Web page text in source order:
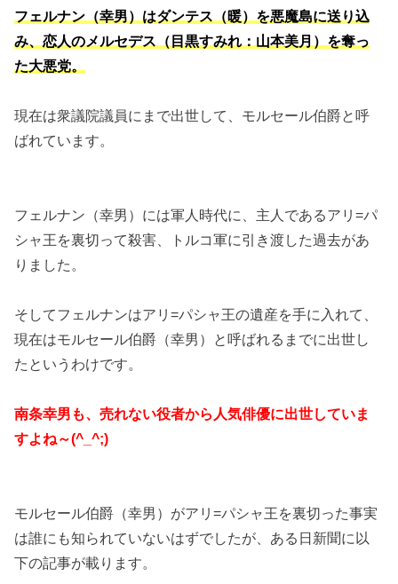
フェルナン（幸男）はダンテス（暖）を悪魔島に送り込
み、恋人のメルセデス（目黒すみれ：山本美月）を奪っ
た大悪党。
現在は衆議院議員にまで出世して、モルセール伯爵と呼
ばれています。
フェルナン（幸男）には軍人時代に、主人であるアリ=パ
シャ王を裏切って殺害、トルコ軍に引き渡した過去があ
りました。
そしてフェルナンはアリ=パシャ王の遺産を手に入れて、
現在はモルセール伯爵（幸男）と呼ばれるまでに出世し
たというわけです。
南条幸男も、売れない役者から人気俳優に出世していま
すよね～(^_^;)
モルセール伯爵（幸男）がアリ=パシャ王を裏切った事実
は誰にも知られていないはずでしたが、ある日新聞に以
下の記事が載ります。